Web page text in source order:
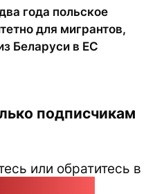
года польское
для мигрантов,
Беларуси в ЕС
подписчикам
или обратитесь в